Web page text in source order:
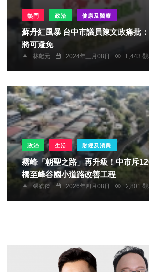
熱門 政治 健康及醫療
蘇丹紅風暴 台中市議員陳文政痛批：若以台中標準
將可避免
林獻元 2024年三月08日 8,443 觀
政治 生活 財經及消費
霧峰「朝聖之路」再升級！中市斥
橋至峰谷國小道路改善工程
張皓傑 2026年四月08日 2,801 觀